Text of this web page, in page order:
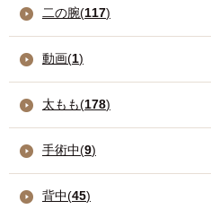
二の腕(117)
動画(1)
太もも(178)
手術中(9)
背中(45)